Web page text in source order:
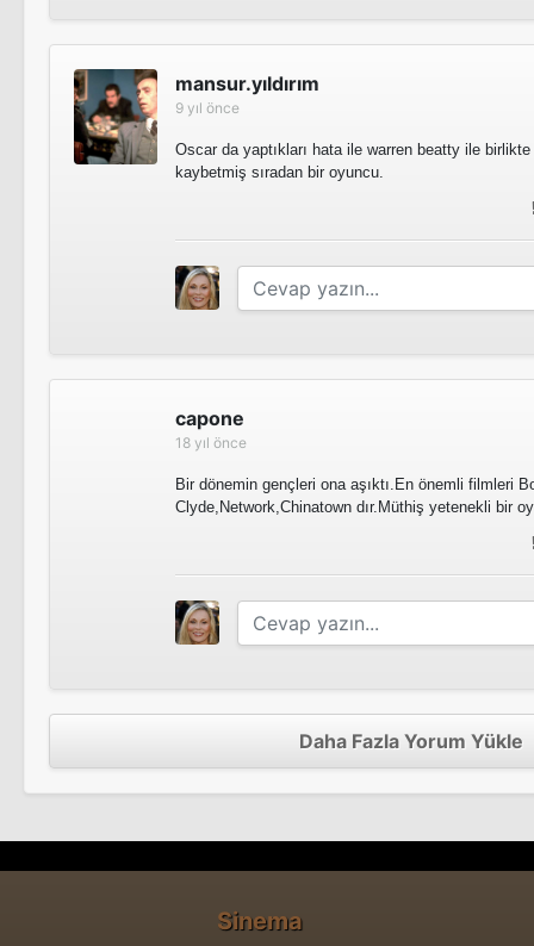
mansur.yıldırım
9 yıl önce
Oscar da yaptıkları hata ile warren beatty ile
kaybetmiş sıradan bir oyuncu.
capone
18 yıl önce
Bir dönemin gençleri ona aşıktı.En önemli filmleri
Clyde,Network,Chinatown dır.Müthiş yetenekli bir
Daha Fazla Yorum Yükle
Sinema